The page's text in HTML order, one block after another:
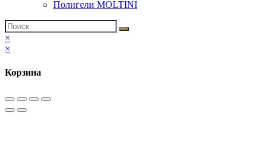
Полигели MOLTINI
×
×
Корзина